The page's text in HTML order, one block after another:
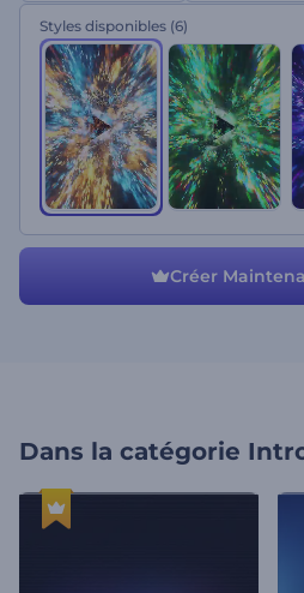
permet à votre logo de briller. Créez
quelques clics !
Styles disponibles (6)
Créer
Dans la catégorie